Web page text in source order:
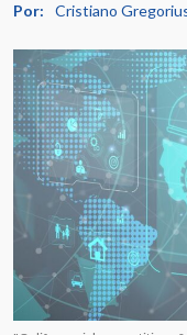
Por: Cristiano